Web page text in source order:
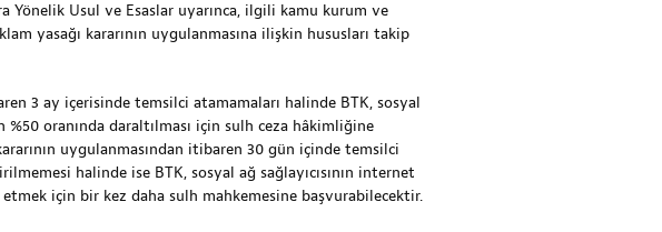
Yönelik Usul ve Esaslar uyarınca, ilgili kamu kurum ve
yasağı kararının uygulanmasına ilişkin hususları takip
3 ay içerisinde temsilci atamamaları halinde BTK, sosyal
oranında daraltılması için sulh ceza hâkimliğine
uygulanmasından itibaren 30 gün içinde temsilci
halinde ise BTK, sosyal ağ sağlayıcısının internet
için bir kez daha sulh mahkemesine başvurabilecektir.